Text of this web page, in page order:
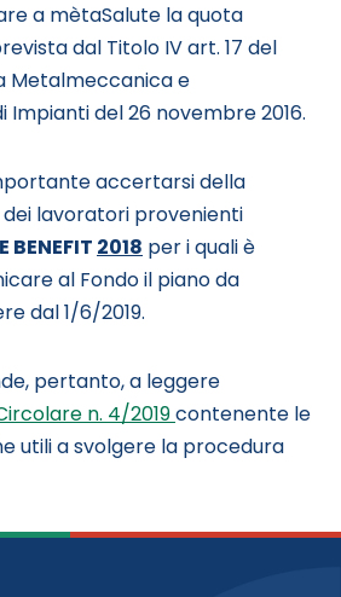
a mètaSalute la quota
dal Titolo IV art. 17 del
Metalmeccanica e
Impianti del 26 novembre 2016.
accertarsi della
lavoratori provenienti
BENEFIT 2018 per i quali è
al Fondo il piano da
dal 1/6/2019.
pertanto, a leggere
n. 4/2019contenente le
utili a svolgere la procedura